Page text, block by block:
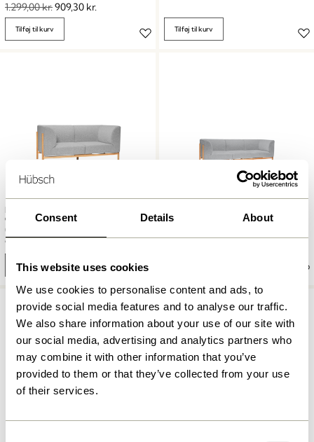
Consent Details About
This website uses cookies
We use cookies to personalise content and ads, to
provide social media features and to analyse our traffic.
We also share information about your use of our site with
our social media, advertising and analytics partners who
may combine it with other information that you’ve
provided to them or that they’ve collected from your use
of their services.
1.299,00kr.909,30 kr.
Tilføj til kurv Tilføj til kurv
Moment Sofa 2-personers Small
Grå
9.599,00
Tilføj til kurv
Large Grå